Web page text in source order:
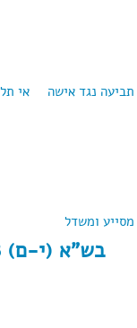
תביעה נגד אישה
אי
מסייע ומשדל
בש"א (י-ם) 054445/08 ח. ג'. ב. ואח' נ' ל. ב. ע. (2008)